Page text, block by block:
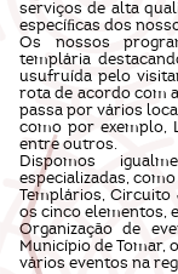
serviços de alta
especíﬁcas dos
Os nossos
templária
usufruída pelo
rota de acordo com
passa por vários
como por exemplo,
entre outros.
Dispomos
especializadas,
Templários, Circuito
os cinco elementos,
Organização de
Município de Tomar,
vários eventos na